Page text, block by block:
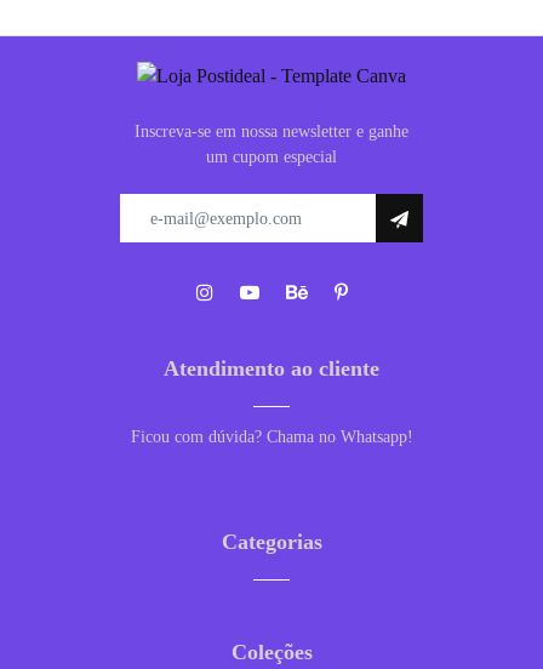
Inscreva-se em nossa newsletter e ganhe
um cupom especial
Atendimento ao cliente
Ficou com dúvida? Chama no Whatsapp!
Categorias
Coleções